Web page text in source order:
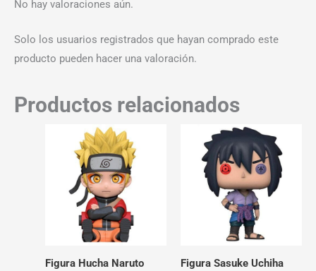
No hay valoraciones aún.
Solo los usuarios registrados que hayan comprado este
producto pueden hacer una valoración.
Productos relacionados
Figura Hucha Naruto
Figura Sasuke Uchiha